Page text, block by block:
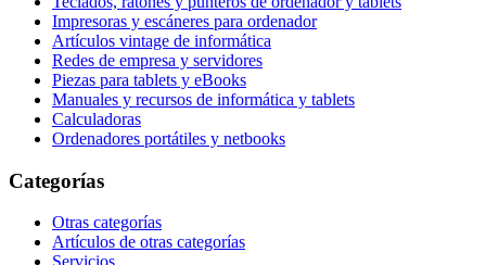
Impresoras y escáneres para ordenador
Artículos vintage de informática
Redes de empresa y servidores
Piezas para tablets y eBooks
Manuales y recursos de informática y tablets
Calculadoras
Ordenadores portátiles y netbooks
Categorías
Otras categorías
Artículos de otras categorías